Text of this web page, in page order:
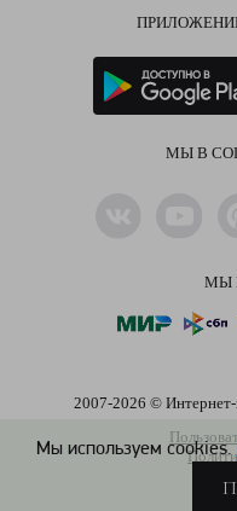
Мы используем cookies.
МЫ В
МЫ
2007-2026 © Интернет-